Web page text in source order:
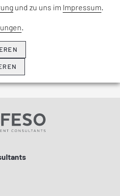
und zu uns im Impressum.
.